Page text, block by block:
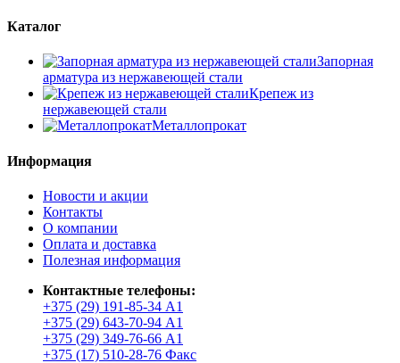
Каталог
Запорная
арматура из нержавеющей стали
Крепеж из
нержавеющей стали
Металлопрокат
Информация
Новости и акции
Контакты
О компании
Оплата и доставка
Полезная информация
Контактные телефоны:
+375 (29) 191-85-34 А1
+375 (29) 643-70-94 А1
+375 (29) 349-76-66 А1
+375 (17) 510-28-76 Факс